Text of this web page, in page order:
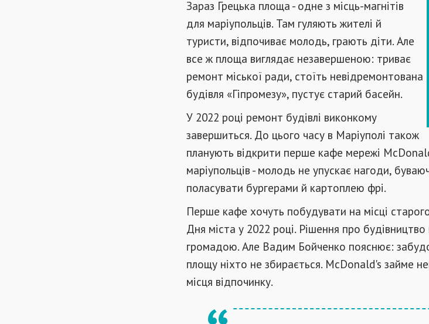
Зараз Грецька площа - одне з місць-магнітів
для маріупольців. Там гуляють жителі й
туристи, відпочиває молодь, грають діти. Але
все ж площа виглядає незавершеною: триває
ремонт міської ради, стоїть невідремонтована
будівля «Гіпромезу», пустує старий басейн.
У 2022 році ремонт будівлі виконкому
завершиться. До цього часу в Маріуполі також
планують відкрити перше кафе мережі
маріупольців - молодь не упускає нагоди,
поласувати бургерами й картоплею фрі.
Перше кафе хочуть побудувати на місці
Дня міста у 2022 році. Рішення про
громадою. Але Вадим Бойченко пояснює:
площу ніхто не збирається. McDonald's займе
місця відпочинку.